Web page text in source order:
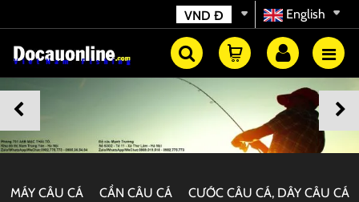
English
VND Đ
MÁY CÂU CÁ CẦN CÂU CÁ CƯỚC CÂU CÁ, DÂY CÂU CÁ